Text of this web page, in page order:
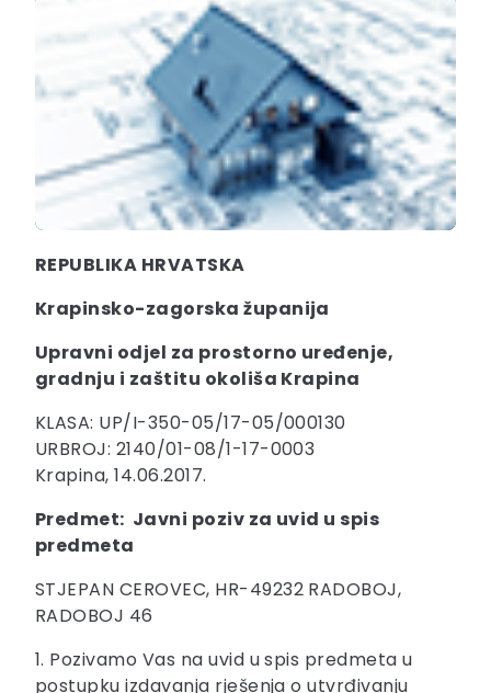
REPUBLIKA HRVATSKA
Krapinsko-zagorska županija
Upravni odjel za prostorno uređenje,
gradnju i zaštitu okoliša Krapina
KLASA: UP/I-350-05/17-05/000130
URBROJ: 2140/01-08/1-17-0003
Krapina, 14.06.2017.
Predmet: Javni poziv za uvid u spis
predmeta
STJEPAN CEROVEC, HR-49232 RADOBOJ,
RADOBOJ 46
1. Pozivamo Vas na uvid u spis predmeta u
postupku izdavanja rješenja o utvrđivanju